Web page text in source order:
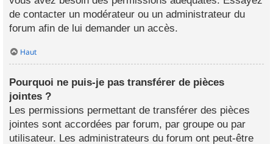
de contacter un modérateur ou un administrateur du
forum afin de lui demander un accès.
Haut
Pourquoi ne puis-je pas transférer de pièces
jointes ?
Les permissions permettant de transférer des pièces
jointes sont accordées par forum, par groupe ou par
utilisateur. Les administrateurs du forum ont peut-être